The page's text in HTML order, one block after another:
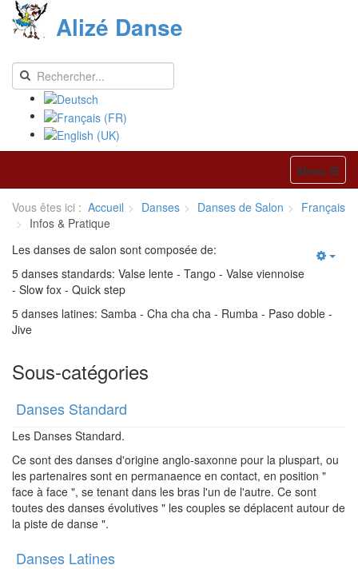
Alizé Danse
Menu
Vous êtes ici : Accueil Danses Danses de Salon
Français
Infos & Pratique
Les danses de salon sont composée de:
5 danses standards: Valse lente - Tango - Valse viennoise
- Slow fox - Quick step
5 danses latines: Samba - Cha cha cha - Rumba - Paso doble -
Jive
Sous-catégories
Danses Standard
Les Danses Standard.
Ce sont des danses d'origine anglo-saxonne pour la pluspart, ou
les partenaires sont en permanaence en contact, en position "
face à face ", se tenant dans les bras l'un de l'autre. Ce sont
toutes des danses évolutives " les couples se déplacent autour de
la piste de danse ".
Danses Latines